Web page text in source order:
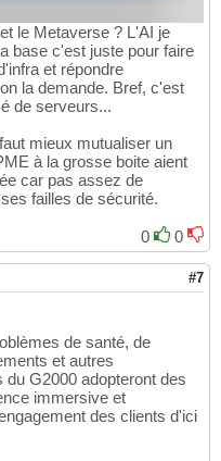
le Metaverse ? L'AI je
base c'est juste pour faire
et répondre
la demande. Bref, c'est
de serveurs...
mieux mutualiser un
à la grosse boite aient
car pas assez de
failles de sécurité.
0
0
#7
de santé, de
et autres
G2000 adopteront des
immersive et
des clients d'ici